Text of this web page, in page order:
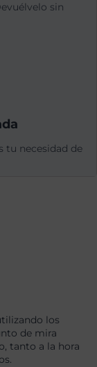
sin
tu necesidad de
los
de mira
tanto a la hora